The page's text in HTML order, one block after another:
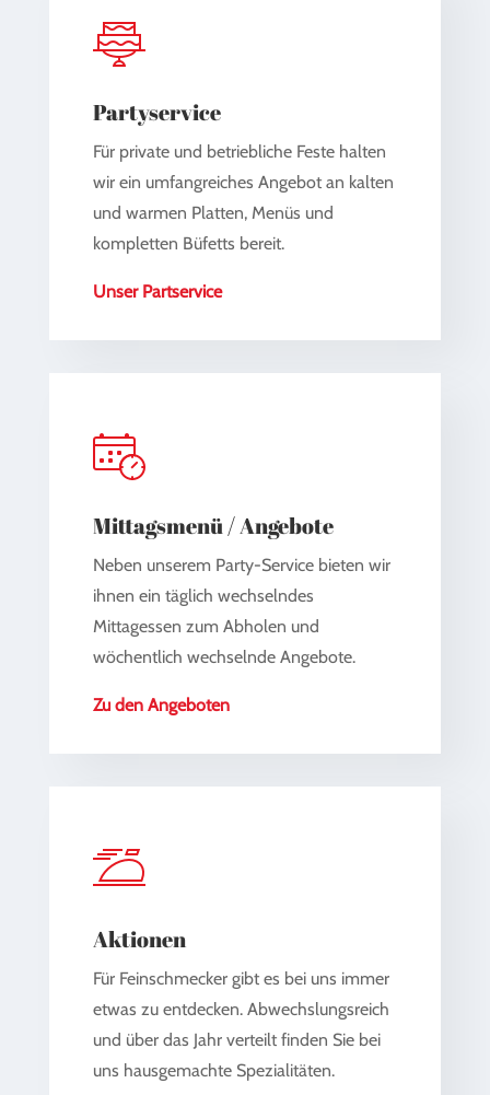
Partyservice
Für private und betriebliche Feste halten
wir ein umfangreiches Angebot an kalten
und warmen Platten, Menüs und
kompletten Büfetts bereit.
Unser Partservice
Mittagsmenü / Angebote
Neben unserem Party-Service bieten wir
ihnen ein täglich wechselndes
Mittagessen zum Abholen und
wöchentlich wechselnde Angebote.
Zu den Angeboten
Aktionen
Für Feinschmecker gibt es bei uns immer
etwas zu entdecken. Abwechslungsreich
und über das Jahr verteilt finden Sie bei
uns hausgemachte Spezialitäten.